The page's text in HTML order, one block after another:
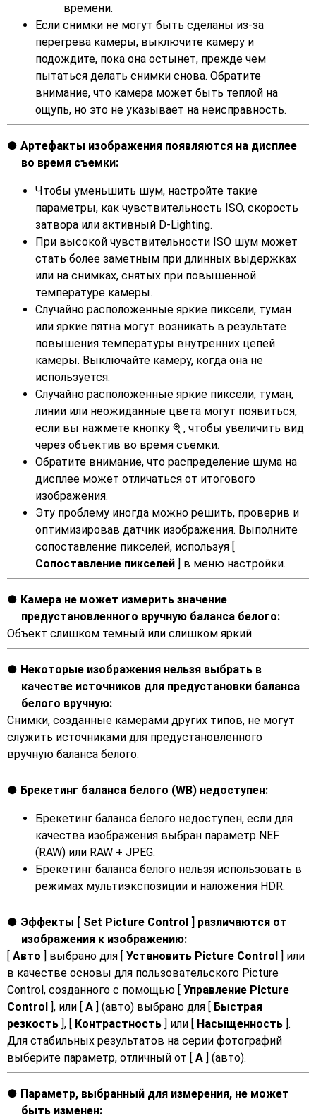
времени.
Если снимки не могут быть сделаны из-за
перегрева камеры, выключите камеру и
подождите, пока она остынет, прежде чем
пытаться делать снимки снова. Обратите
внимание, что камера может быть теплой на
ощупь, но это не указывает на неисправность.
Артефакты изображения появляются на дисплее
во время съемки:
Чтобы уменьшить шум, настройте такие
параметры, как чувствительность ISO, скорость
затвора или активный D-Lighting.
При высокой чувствительности ISO шум может
стать более заметным при длинных выдержках
или на снимках, снятых при повышенной
температуре камеры.
Случайно расположенные яркие пиксели, туман
или яркие пятна могут возникать в результате
повышения температуры внутренних цепей
камеры. Выключайте камеру, когда она не
используется.
Случайно расположенные яркие пиксели, туман,
линии или неожиданные цвета могут появиться,
если вы нажмете кнопку X , чтобы увеличить вид
через объектив во время съемки.
Обратите внимание, что распределение шума на
дисплее может отличаться от итогового
изображения.
Эту проблему иногда можно решить, проверив и
оптимизировав датчик изображения. Выполните
сопоставление пикселей, используя [
Сопоставление пикселей ] в меню настройки.
Камера не может измерить значение
предустановленного вручную баланса белого:
Объект слишком темный или слишком яркий.
Некоторые изображения нельзя выбрать в
качестве источников для предустановки баланса
белого вручную:
Снимки, созданные камерами других типов, не могут
служить источниками для предустановленного
вручную баланса белого.
Брекетинг баланса белого (WB) недоступен:
Брекетинг баланса белого недоступен, если для
качества изображения выбран параметр NEF
(RAW) или RAW + JPEG.
Брекетинг баланса белого нельзя использовать в
режимах мультиэкспозиции и наложения HDR.
Эффекты [ Set Picture Control ] различаются от
изображения к изображению:
[ Авто ] выбрано для [ Установить Picture Control ] или
в качестве основы для пользовательского Picture
Control, созданного с помощью [ Управление Picture
Control ], или [ A ] (авто) выбрано для [ Быстрая
резкость ], [ Контрастность ] или [ Насыщенность ].
Для стабильных результатов на серии фотографий
выберите параметр, отличный от [ A ] (авто).
Параметр, выбранный для измерения, не может
быть изменен: